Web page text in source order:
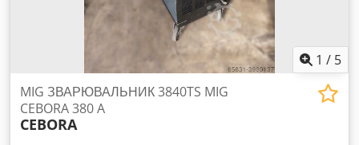
1 / 5
MIG ЗВАРЮВАЛЬНИК 3840TS MIG
CEBORA 380 A
CEBORA